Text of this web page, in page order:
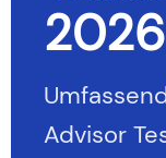
2026
Advisor